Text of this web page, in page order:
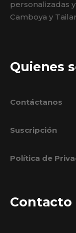
personalizadas
Camboya y
Quienes
Contáctanos
Suscripción
Política de
Contacto